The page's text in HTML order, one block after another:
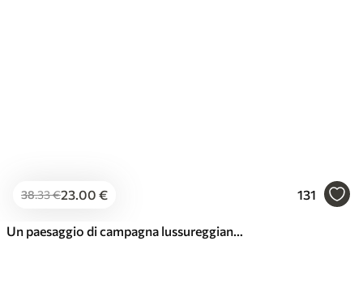
38.33€23.00 € 131
Un paesaggio di campagna lussureggiante con un prato fiorito pieno di fiori colorati sotto un cielo nuvoloso